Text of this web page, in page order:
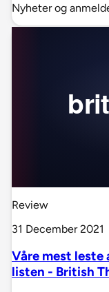
Nyheter og
Review
31 December 2021
Våre mest leste
listen - British